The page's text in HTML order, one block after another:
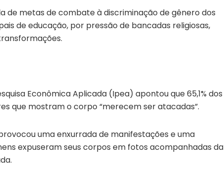
de metas de combate à discriminação de gênero dos
de educação, por pressão de bancadas religiosas,
Econômica Aplicada (Ipea) apontou que 65,1% dos
que mostram o corpo “merecem ser atacadas”.
uma enxurrada de manifestações e uma
expuseram seus corpos em fotos acompanhadas da